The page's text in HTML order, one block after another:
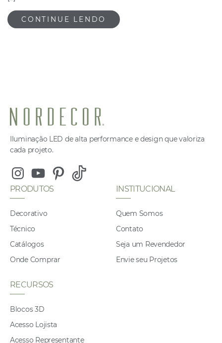
CONTINUE LENDO
Iluminação LED de alta performance e design que valoriza
cada projeto.
InstagramYoutubePinterest
Tiktok
PRODUTOS
Decorativo
Técnico
Catálogos
Onde Comprar
INSTITUCIONAL
Quem Somos
Contato
Seja um Revendedor
Envie seu Projetos
RECURSOS
Blocos 3D
Acesso Lojista
Acesso Representante